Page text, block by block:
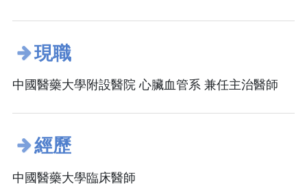
現職
中國醫藥大學附設醫院 心臟血管系 兼任主治醫師
經歷
中國醫藥大學臨床醫師